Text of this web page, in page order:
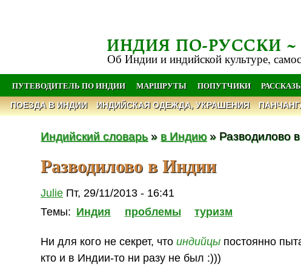
ИНДИЯ ПО-РУССКИ
Об Индии и индийской культуре,
ПУТЕВОДИТЕЛЬ ПО ИНДИИ МАРШРУТЫ ПОПУТЧИКИ
ПОЕЗДА В ИНДИИ ИНДИЙСКАЯ ОДЕЖДА, УКРАШЕНИЯ
Индийский словарь» в Индию» Разводилово
Разводилово в Индии
Julie Пт, 29/11/2013 - 16:41
Темы: Индия проблемы туризм
Ни для кого не секрет, чтоиндийцы постоянно
кто и в Индии-то ни разу не был :)))